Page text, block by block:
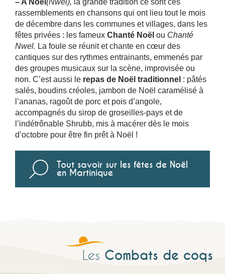
rassemblements en chansons qui ont lieu tout le mois
de décembre dans les communes et villages, dans les
fêtes privées : les fameux Chanté Noël ou Chanté
Nwel. La foule se réunit et chante en cœur des
cantiques sur des rythmes entrainants, emmenés par
des groupes musicaux sur la scène, improvisée ou
non. C’est aussi le repas de Noël traditionnel : pâtés
salés, boudins créoles, jambon de Noël caramélisé à
l’ananas, ragoût de porc et pois d’angole,
accompagnés du sirop de groseilles-pays et de
l’indétrônable Shrubb, mis à macérer dès le mois
d’octobre pour être fin prêt à Noël !
Tout savoir sur les fêtes de Noël
en Martinique
Les Combats de coqs